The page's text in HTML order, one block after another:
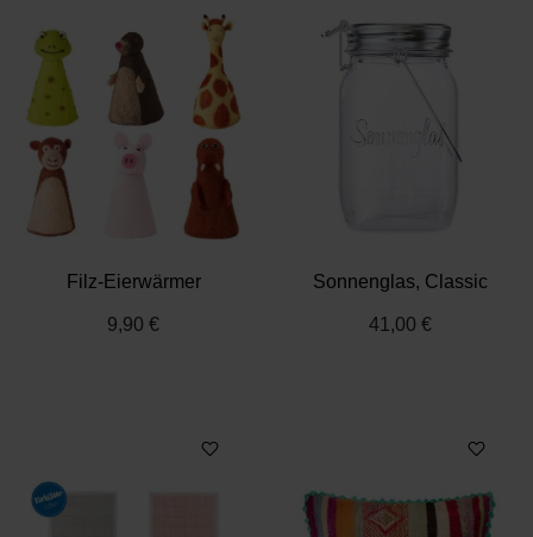
Datenschutz| Impressum
Filz-Eierwärmer
9,90 €
Sonnenglas, Classic
41,00 €